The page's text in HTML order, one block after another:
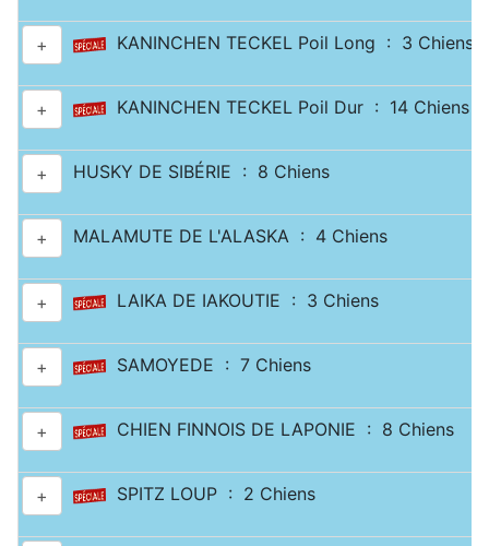
+ KANINCHEN TECKEL Poil Long : 3 Chiens
+ KANINCHEN TECKEL Poil Dur : 14 Chiens
+ HUSKY DE SIBÉRIE : 8 Chiens
+ MALAMUTE DE L'ALASKA : 4 Chiens
+ LAIKA DE IAKOUTIE : 3 Chiens
+ SAMOYEDE : 7 Chiens
+ CHIEN FINNOIS DE LAPONIE : 8 Chiens
+ SPITZ LOUP : 2 Chiens